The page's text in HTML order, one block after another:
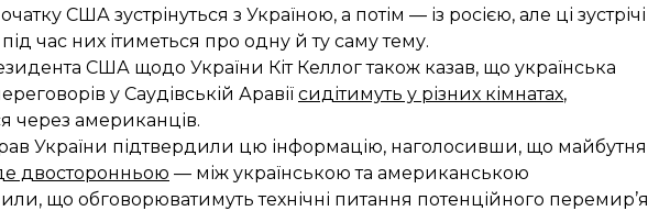
США зустрінуться з Україною, а потім — із росією, але ці зустрічі
час них ітиметься про одну й ту саму тему.
США щодо України Кіт Келлог також казав, що українська
у Саудівській Аравії сидітимуть у різних кімнатах,
через американців.
України підтвердили цю інформацію, наголосивши, що майбутня
двосторонньою — між українською та американською
що обговорюватимуть технічні питання потенційного перемир’я